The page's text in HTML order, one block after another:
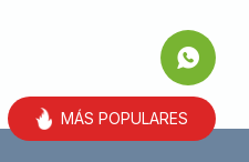
MÁS POPULARES